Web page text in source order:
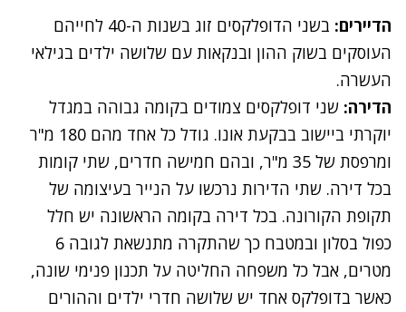
הדיירים:
בשני הדופלקסים זוג בשנות ה-40 לחייהם
העוסקים בשוק ההון ובנקאות עם שלושה ילדים בגילאי
העשרה.
הדירה: שני דופלקסים צמודים בקומה גבוהה במגדל
יוקרתי ביישוב בבקעת אונו. גודל כל אחד מהם 180 מ"ר
ומרפסת של 35 מ"ר, ובהם חמישה חדרים, שתי קומות
בכל דירה. שתי הדירות נרכשו על הנייר בעיצומה של
תקופת הקורונה. בכל דירה בקומה הראשונה יש חלל
כפול בסלון ובמטבח כך שהתקרה מתנשאת לגובה 6
מטרים, אבל כל משפחה החליטה על תכנון פנימי שונה,
כאשר בדופלקס אחד יש שלושה חדרי ילדים וההורים